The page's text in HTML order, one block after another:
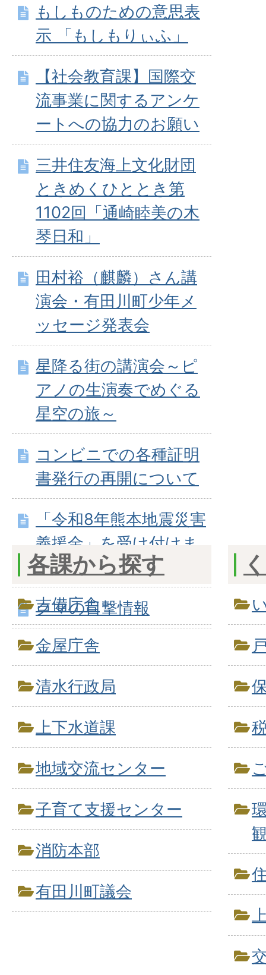
もしものための意思表
示 「もしもりぃふ」
【社会教育課】国際交
流事業に関するアンケ
ートへの協力のお願い
三井住友海上文化財団
ときめくひととき第
1102回「通崎睦美の木
琴日和」
田村裕（麒麟）さん講
演会・有田川町少年メ
ッセージ発表会
星降る街の講演会～ピ
アノの生演奏でめぐる
星空の旅～
コンビニでの各種証明
書発行の再開について
「令和8年熊本地震災害
義援金」を受け付けま
す
クマの目撃情報
各課から探す
吉備庁舎
金屋庁舎
清水行政局
上下水道課
地域交流センター
子育て支援センター
消防本部
有田川町議会